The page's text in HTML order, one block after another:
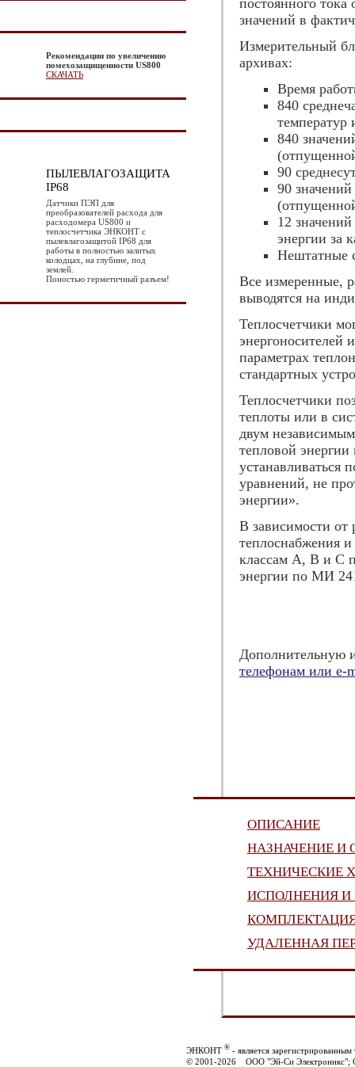
постоянного
значений в
Измерительный
архивах:
Время
840
температур
840
90
90
12
энергии за
Нештатные
Все измеренные,
выводятся на
Теплосчетчики
энергоносителей
параметрах
стандартных
Теплосчетчики
теплоты или в
двум
тепловой
устанавливаться
уравнений, не
энергии».
В зависимости от
теплоснабжения
классам А, В и С
энергии по МИ
Дополнительную
телефонам или e-
ОПИСАНИЕ
НАЗНАЧЕНИЕ И
ТЕХНИЧЕСКИЕ
ИСПОЛНЕНИЯ
УДАЛЕННАЯ
Рекомендации по увеличению
помехозащищенности US800
СКАЧАТЬ
ПЫЛЕВЛАГОЗАЩИТА
IP68
Датчики ПЭП для
преобразователей расхода для
расходомера US800 и
теплосчетчика ЭНКОНТ с
пылевлагозащитой IP68 для
работы в полностью залитых
колодцах, на глубине, под
землей.
Поностью герметичный разъем!
ЭНКОНТ ®- является
© 2001-2026 ООО "Эй-Си Электроникс";